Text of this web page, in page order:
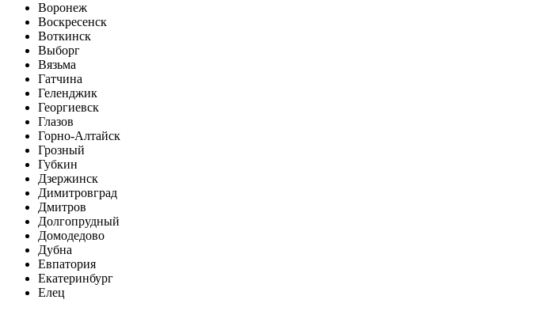
Воронеж
Воскресенск
Воткинск
Выборг
Вязьма
Гатчина
Геленджик
Георгиевск
Глазов
Горно-Алтайск
Грозный
Губкин
Дзержинск
Димитровград
Дмитров
Долгопрудный
Домодедово
Дубна
Евпатория
Екатеринбург
Елец